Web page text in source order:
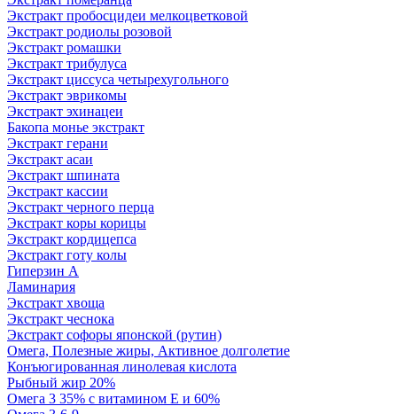
Экстракт пробосцидеи мелкоцветковой
Экстракт родиолы розовой
Экстракт ромашки
Экстракт трибулуса
Экстракт циссуса четырехугольного
Экстракт эврикомы
Экстракт эхинацеи
Бакопа монье экстракт
Экстракт герани
Экстракт асаи
Экстракт шпината
Экстракт кассии
Экстракт черного перца
Экстракт коры корицы
Экстракт кордицепса
Экстракт готу колы
Гиперзин А
Ламинария
Экстракт хвоща
Экстракт чеснока
Экстракт софоры японской (рутин)
Омега, Полезные жиры, Активное долголетие
Конъюгированная линолевая кислота
Рыбный жир 20%
Омега 3 35% с витамином Е и 60%